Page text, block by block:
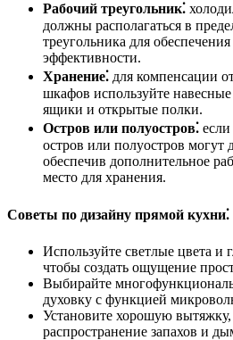
Рабочий треугольник⁚
должны располагаться в
треугольника для
эффективности.
Хранение⁚ для компенсации
шкафов используйте
ящики и открытые полки.
Остров или полуостров⁚
остров или полуостров
обеспечив дополнительное
место для хранения.
Советы по дизайну прямой кухни⁚
Используйте светлые цвета и
чтобы создать ощущение
Выбирайте
духовку с функцией
Установите хорошую
распространение запахов и